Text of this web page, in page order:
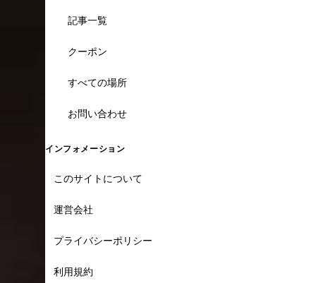
記事一覧
クーポン
すべての場所
お問い合わせ
インフォメーション
このサイトについて
運営会社
プライバシーポリシー
利用規約